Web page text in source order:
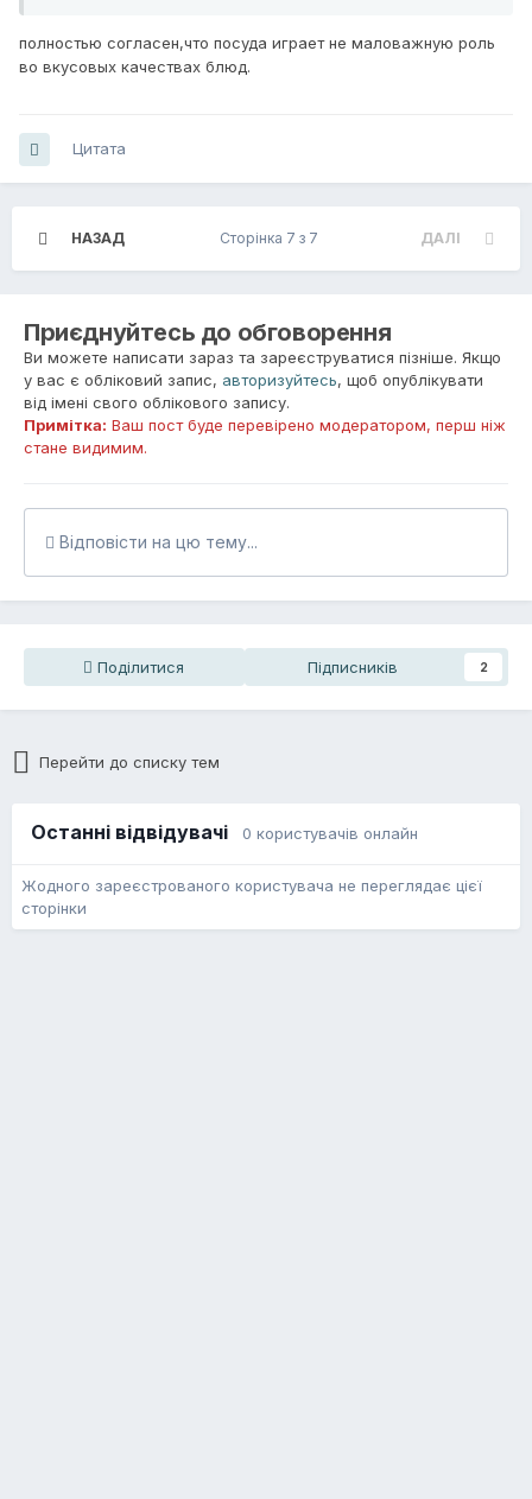
полностью согласен,что посуда играет не маловажную роль
во вкусовых качествах блюд.
Цитата
НАЗАД ДАЛІ
Сторінка 7 з 7
Приєднуйтесь до обговорення
Ви можете написати зараз та зареєструватися пізніше. Якщо
у вас є обліковий запис, авторизуйтесь, щоб опублікувати
від імені свого облікового запису.
Примітка: Ваш пост буде перевірено модератором, перш ніж
стане видимим.
Відповісти на цю тему...
Поділитися Підписників 2
Перейти до списку тем
Останні відвідувачі 0 користувачів онлайн
Жодного зареєстрованого користувача не переглядає цієї
сторінки